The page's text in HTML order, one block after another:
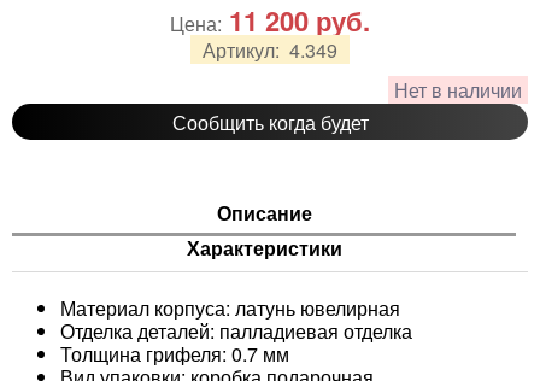
Артикул: 4.349
Нет в наличии
Сообщить когда будет
Цена: 11 200 руб.
Описание
Характеристики
Материал корпуса: латунь ювелирная
Отделка деталей: палладиевая отделка
Толщина грифеля: 0.7 мм